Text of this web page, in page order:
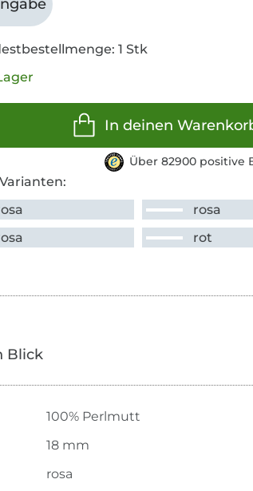
1 Stk
In deinen
Über 82900 positive
rosa
rot
Blick
100% Perlmutt
18 mm
rosa